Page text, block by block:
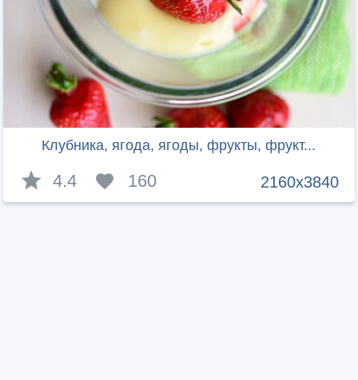
Клубника, ягода, ягоды, фрукты, фрукт...
2160x3840
4.4 160